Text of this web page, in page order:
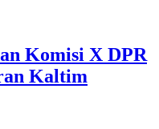
Komisi X DPR
Kaltim